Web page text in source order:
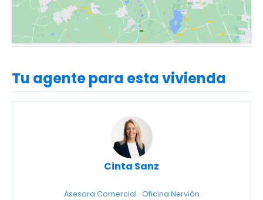
Tu agente para esta vivienda
Cinta Sanz
Asesora Comercial · Oficina Nervión